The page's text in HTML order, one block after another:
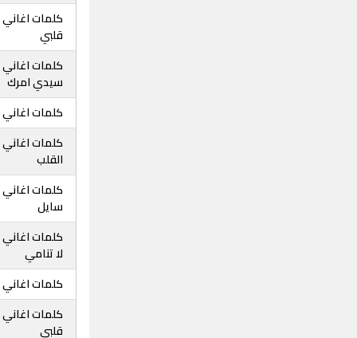
كلمات اغاني
قلبي
كلمات اغاني
سيدي امرك
كلمات اغاني
كلمات اغاني
القلب
كلمات اغاني
سايل
كلمات اغاني
لا تنامي
كلمات اغاني
كلمات اغاني
قلبي